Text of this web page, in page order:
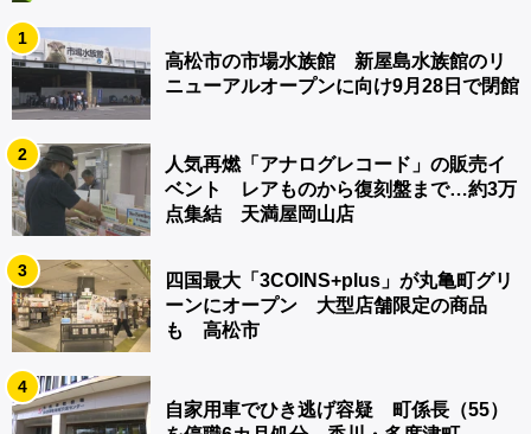
1
高松市の市場水族館 新屋島水族館のリ
ニューアルオープンに向け9月28日で閉館
2
人気再燃「アナログレコード」の販売イ
ベント レアものから復刻盤まで…約3万
点集結 天満屋岡山店
3
四国最大「3COINS+plus」が丸亀町グリ
ーンにオープン 大型店舗限定の商品
も 高松市
4
自家用車でひき逃げ容疑 町係長（55）